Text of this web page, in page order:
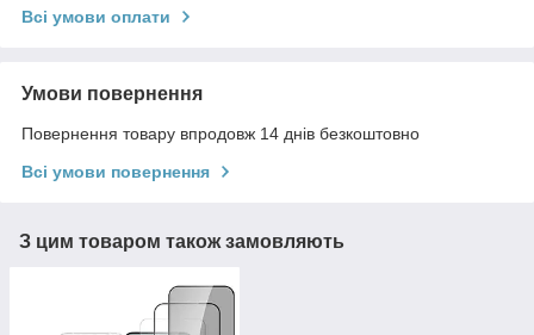
Всі умови оплати
Умови повернення
Повернення товару впродовж 14 днів безкоштовно
Всі умови повернення
З цим товаром також замовляють